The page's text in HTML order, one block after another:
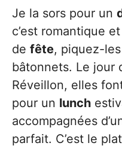
Je la sors pour un
c’est romantique
de fête, piquez-
bâtonnets. Le jour
Réveillon, elles
pour un lunch
accompagnées
parfait. C’est le